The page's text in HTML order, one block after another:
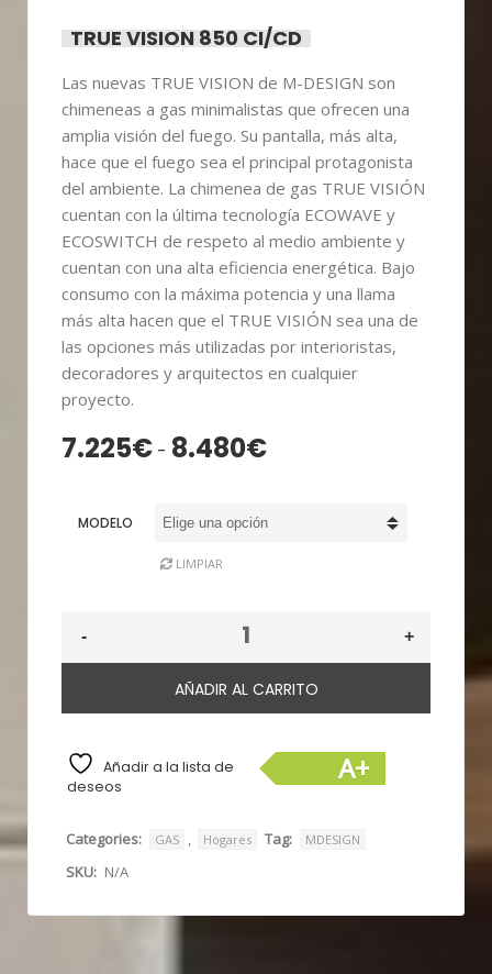
TRUE VISION 850 CI/CD
Las nuevas TRUE VISION de M-DESIGN son
chimeneas a gas minimalistas que ofrecen una
amplia visión del fuego. Su pantalla, más alta,
hace que el fuego sea el principal protagonista
del ambiente. La chimenea de gas TRUE VISIÓN
cuentan con la última tecnología ECOWAVE y
ECOSWITCH de respeto al medio ambiente y
cuentan con una alta eficiencia energética. Bajo
consumo con la máxima potencia y una llama
más alta hacen que el TRUE VISIÓN sea una de
las opciones más utilizadas por interioristas,
decoradores y arquitectos en cualquier
proyecto.
7.225€ - 8.480€Rango
desde
MODELO
LIMPIAR
AÑADIR AL CARRITO
Añadir a la lista de
deseos
A+
Categories: GAS , Hogares Tag: MDESIGN
SKU: N/A